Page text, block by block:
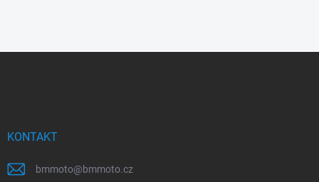
KONTAKT
bmmoto@bmmoto.cz